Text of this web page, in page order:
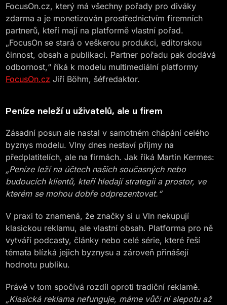
FocusOn.cz, který má všechny pořady pro diváky
zdarma a je monetizován prostřednictvím firemních
partnerů, kteří mají na platformě vlastní pořad.
„FocusOn se stará o veškerou produkci, editorskou
činnost, obsah a publikaci. Partner pořadu pak dodává
odbornost,“ říká k modelu multimediální platformy
FocusOn.cz Jiří Böhm, šéfredaktor.
Peníze neleží u uživatelů, ale u firem
Zásadní posun ale nastal v samotném chápání celého
byznys modelu. Vlny dnes nestaví příjmy na
předplatitelích, ale na firmách. Jak říká Martin Kermes:
„Peníze leží na účtech našich současných nebo
budoucích klientů, kteří hledají strategii a prostor, ve
kterém se mohou dobře odprezentovat.“
V praxi to znamená, že značky si u Vln nekupují
klasickou reklamu, ale vlastní obsah. Platforma pro ně
vytváří podcasty, články nebo celé série, které řeší
témata blízká jejich byznysu a zároveň přinášejí
hodnotu publiku.
Právě v tom spočívá rozdíl oproti tradiční reklamě.
„Klasická reklama nefunguje, máme vůči ní slepotu až